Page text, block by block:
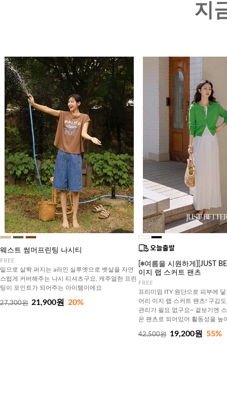
지
웨스트 썸머프린팅 나시티
FREE
밑으로 살짝 퍼지는 a라인 실루엣으로 뱃살을 자연
스럽게 커버해주는 나시 티셔츠구요, 캐주얼한 프린
팅이 포인트가 되어주는 아이템이에요
27,300원 21,900원 20%
[❄️여름을 시원하게][JUST
이지 랩 스커트 팬츠
FREE
프리미엄 ITY 원단으로 피부에
어리 이지 랩 스커트 팬츠! 구김
관리가 필요 없구요~ 겉보기엔
은 팬츠로 되어있어 활동성을 높
42,500원 19,200원 55%